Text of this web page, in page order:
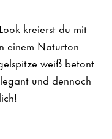
kreierst du mit
einem Naturton
weiß betont
und dennoch